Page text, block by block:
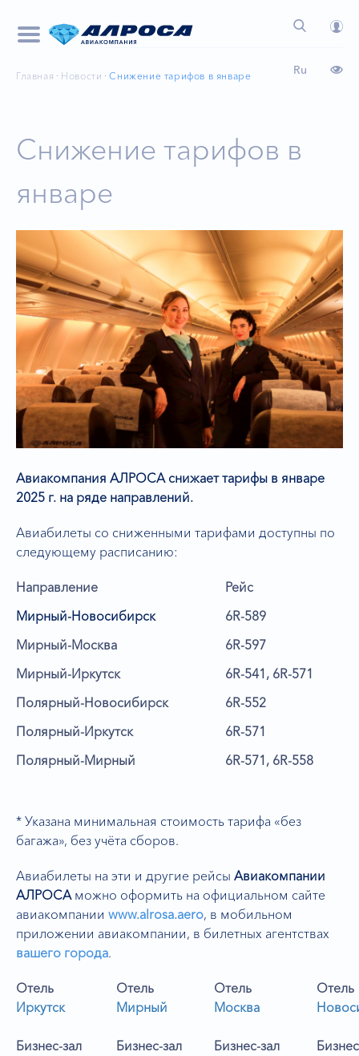
Ru
Главная Новости Снижение тарифов в январе
Снижение тарифов в
январе
Авиакомпания АЛРОСА снижает тарифы в январе
2025 г. на ряде направлений.
Авиабилеты со сниженными тарифами доступны по
следующему расписанию:
Направление
Рейс
Мирный-Новосибирск
6R-589
Мирный-Москва
6R-597
Мирный-Иркутск
6R-541, 6R-571
Полярный-Новосибирск
6R-552
Полярный-Иркутск
6R-571
Полярный-Мирный
6R-571, 6R-558
* Указана минимальная стоимость тарифа «без
багажа», без учёта сборов.
Авиабилеты на эти и другие рейсы Авиакомпании
АЛРОСАможно оформить на официальном сайте
авиакомпании www.alrosa.aero, в мобильном
приложении авиакомпании, в билетных агентствах
вашего города.
Отель
Иркутск
Отель
Мирный
Отель
Москва
Отель
Бизнес-зал
Бизнес-зал
Бизнес-зал